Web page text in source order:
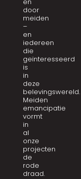
door
meiden
–
en
iedereen
die
geïnteresseerd
is
in
deze
belevingswereld.
Meiden
emancipatie
vormt
in
al
onze
projecten
de
rode
draad.